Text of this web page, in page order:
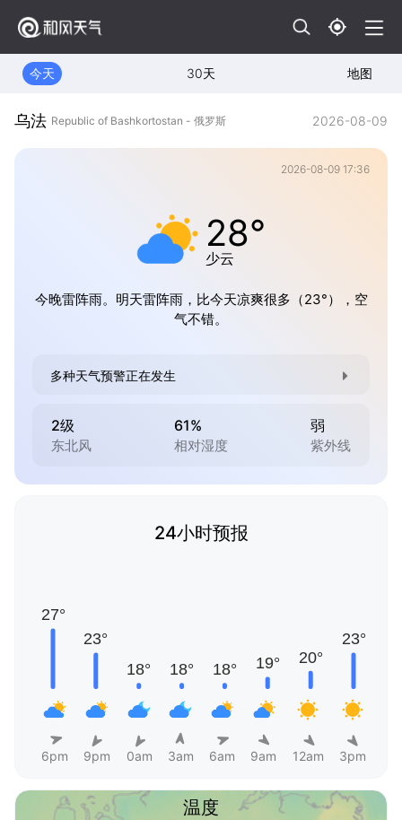
今天 30天 地图
乌法 Republic of Bashkortostan - 俄罗斯 2026-08-09
2026-08-09 17:36
28°
少云
今晚雷阵雨。明天雷阵雨，比今天凉爽很多（23°），空
气不错。
多种天气预警正在发生
2级
东北风
61%
相对湿度
弱
紫外线
24小时预报
6pm 9pm 0am 3am 6am 9am 12am 3pm
温度